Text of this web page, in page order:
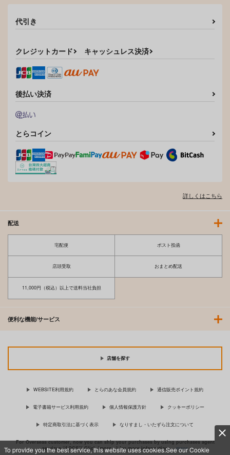
To provide you the best service, this website uses cookies.See our Cookie
代引き
クレジットカード キャッシュレス決済
後払い決済
とらコイン
詳しくはこちら
配送
宅配便 ポスト投函
店頭受取 おまとめ配送
11,000円（税込）以上で送料当社負担
便利な機能/サービス
店舗を探す
WEBSITE利用規約 とらのあな会員規約 通信販売ポイント規約
電子書籍サービス利用規約 個人情報保護方針 クッキーポリシー
特定商取引法に基づく表示 なりすまし・いたずら注文について
For Overseas customer, now you can ship your purchases by using purchases agent
services “AOCS”! Click {more…} for more information …more